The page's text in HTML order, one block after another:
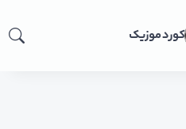
کورد موزیک